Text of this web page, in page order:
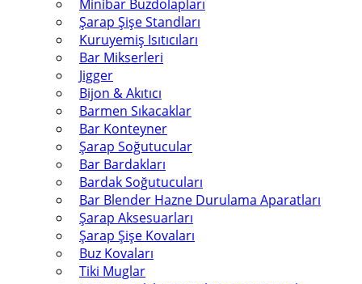
Minibar Buzdolapları
Şarap Şişe Standları
Kuruyemiş Isıtıcıları
Bar Mikserleri
Jigger
Bijon & Akıtıcı
Barmen Sıkacaklar
Bar Konteyner
Şarap Soğutucular
Bar Bardakları
Bardak Soğutucuları
Bar Blender Hazne Durulama Aparatları
Şarap Aksesuarları
Şarap Şişe Kovaları
Buz Kovaları
Tiki Muglar